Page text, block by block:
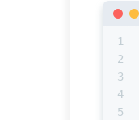
1
2
3
4
5